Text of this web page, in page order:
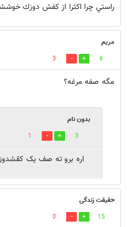
راستي چرا اكثرا از كفش دوزك
مریم
6
3
مگه صفه مرغه؟
بدون نام
3
1
اره برو ته صف یک
حقیقت زندگی
15
0